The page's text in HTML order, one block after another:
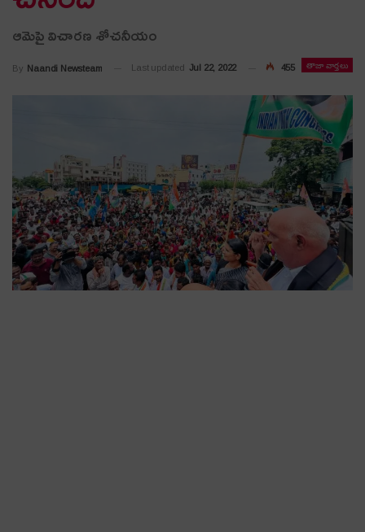
ఆమెపై విచార‌ణ శోచ‌నీయం
తాజా వార్తలు
By Naandi Newsteam Last updated Jul 22, 2022 455